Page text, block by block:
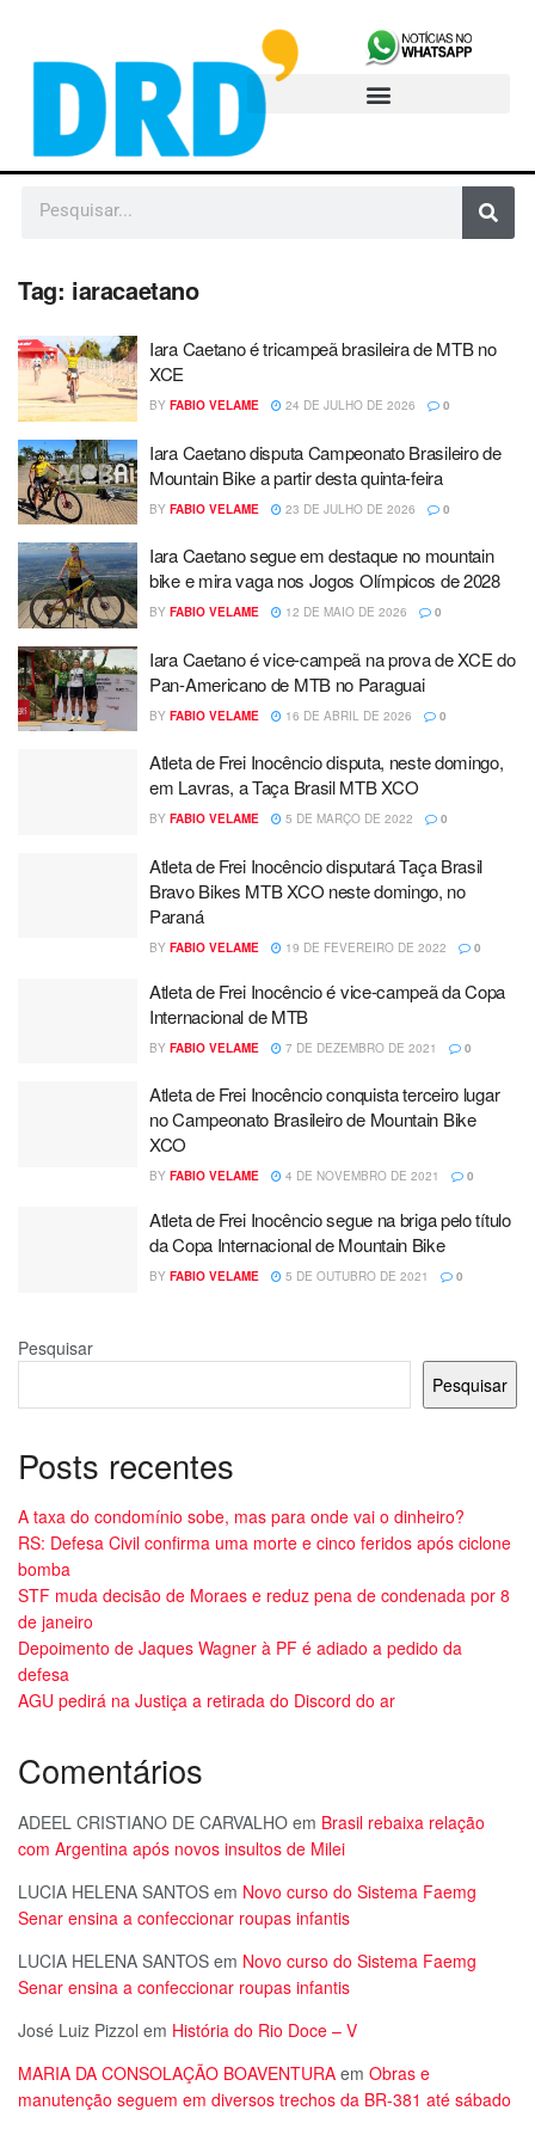
Tag: iaracaetano
Iara Caetano é tricampeã brasileira de MTB no
XCE
BY FABIO VELAME 24 DE JULHO DE 2026 0
Iara Caetano disputa Campeonato Brasileiro de
Mountain Bike a partir desta quinta-feira
BY FABIO VELAME 23 DE JULHO DE 2026 0
Iara Caetano segue em destaque no mountain
bike e mira vaga nos Jogos Olímpicos de 2028
BY FABIO VELAME 12 DE MAIO DE 2026 0
Iara Caetano é vice-campeã na prova de XCE do
Pan-Americano de MTB no Paraguai
BY FABIO VELAME 16 DE ABRIL DE 2026 0
Atleta de Frei Inocêncio disputa, neste domingo,
em Lavras, a Taça Brasil MTB XCO
BY FABIO VELAME 5 DE MARÇO DE 2022 0
Atleta de Frei Inocêncio disputará Taça Brasil
Bravo Bikes MTB XCO neste domingo, no
Paraná
BY FABIO VELAME 19 DE FEVEREIRO DE 2022 0
Atleta de Frei Inocêncio é vice-campeã da Copa
Internacional de MTB
BY FABIO VELAME 7 DE DEZEMBRO DE 2021 0
Atleta de Frei Inocêncio conquista terceiro lugar
no Campeonato Brasileiro de Mountain Bike
XCO
BY FABIO VELAME 4 DE NOVEMBRO DE 2021 0
Atleta de Frei Inocêncio segue na briga pelo título
da Copa Internacional de Mountain Bike
BY FABIO VELAME 5 DE OUTUBRO DE 2021 0
Pesquisar
Pesquisar
Posts recentes
A taxa do condomínio sobe, mas para onde vai o dinheiro?
RS: Defesa Civil confirma uma morte e cinco feridos após ciclone
bomba
STF muda decisão de Moraes e reduz pena de condenada por 8
de janeiro
Depoimento de Jaques Wagner à PF é adiado a pedido da
defesa
AGU pedirá na Justiça a retirada do Discord do ar
Comentários
ADEEL CRISTIANO DE CARVALHO em Brasil rebaixa relação
com Argentina após novos insultos de Milei
LUCIA HELENA SANTOS em Novo curso do Sistema Faemg
Senar ensina a confeccionar roupas infantis
LUCIA HELENA SANTOS em Novo curso do Sistema Faemg
Senar ensina a confeccionar roupas infantis
José Luiz Pizzol em História do Rio Doce – V
MARIA DA CONSOLAÇÃO BOAVENTURA em Obras e
manutenção seguem em diversos trechos da BR-381 até sábado